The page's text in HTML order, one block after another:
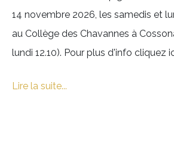
14 novembre 2026, les samedis et
au Collège des Chavannes à
lundi 12.10). Pour plus d'info cliquez
Lire la suite...